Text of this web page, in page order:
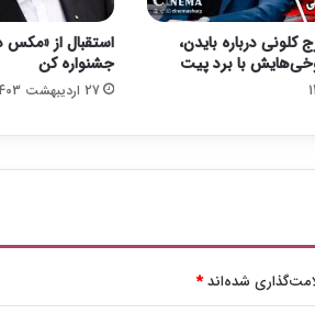
ا
ه
ژ
ی
و
ل
ش
کلونی درباره بایدن،
با برد پیت
استقبال از «مکس
جشنواره کن
27 اردیبهشت 1403
شده‌اند*